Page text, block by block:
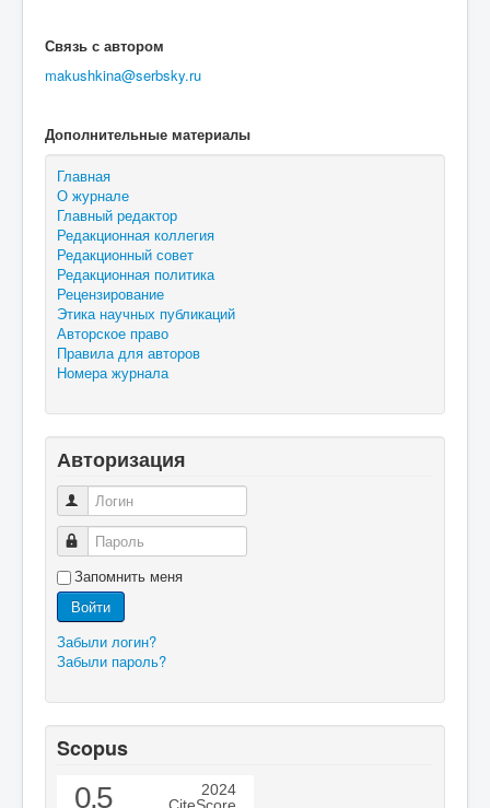
Связь с автором
makushkina@serbsky.ru
Дополнительные материалы
Главная
О журнале
Главный редактор
Редакционная коллегия
Редакционный совет
Редакционная политика
Рецензирование
Этика научных публикаций
Авторское право
Правила для авторов
Номера журнала
Авторизация
Логин
Пароль
Запомнить меня
Войти
Забыли логин?
Забыли пароль?
Scopus
0.5
2024